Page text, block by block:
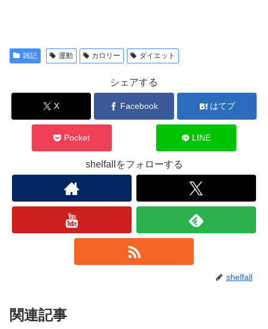
雑記 運動 カロリー ダイエット
シェアする
X Facebook はてブ
Pocket LINE
shelfallをフォローする
shelfall
関連記事